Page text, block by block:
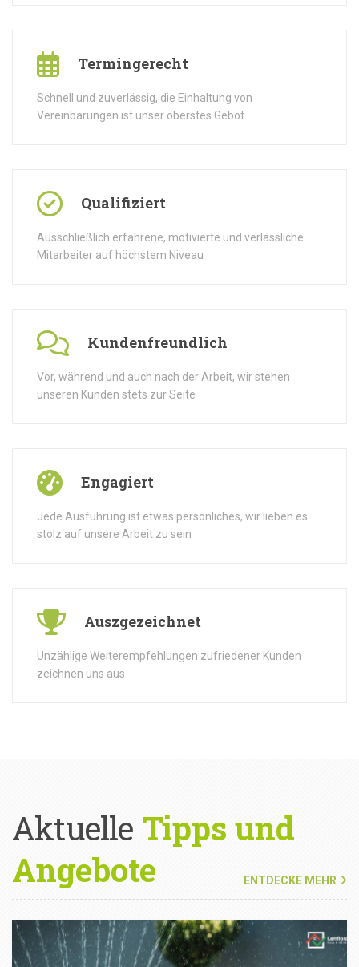
Termingerecht
Schnell und zuverlässig, die Einhaltung von
Vereinbarungen ist unser oberstes Gebot
Qualifiziert
Ausschließlich erfahrene, motivierte und verlässliche
Mitarbeiter auf höchstem Niveau
Kundenfreundlich
Vor, während und auch nach der Arbeit, wir stehen
unseren Kunden stets zur Seite
Engagiert
Jede Ausführung ist etwas persönliches, wir lieben es
stolz auf unsere Arbeit zu sein
Auszgezeichnet
Unzählige Weiterempfehlungen zufriedener Kunden
zeichnen uns aus
Aktuelle Tipps und
Angebote
ENTDECKE MEHR